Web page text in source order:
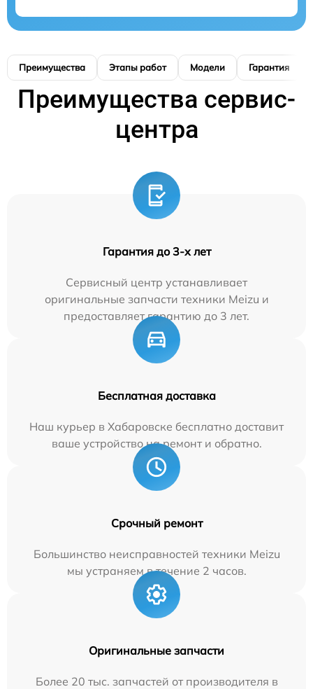
Преимущества Этапы работ Модели Гарантия
Преимущества сервис-
центра
Гарантия до 3-х лет
Сервисный центр устанавливает
оригинальные запчасти техники Meizu и
предоставляет гарантию до 3 лет.
Бесплатная доставка
Наш курьер в Хабаровске бесплатно доставит
ваше устройство на ремонт и обратно.
Срочный ремонт
Большинство неисправностей техники Meizu
мы устраняем в течение 2 часов.
Оригинальные запчасти
Более 20 тыс. запчастей от производителя в